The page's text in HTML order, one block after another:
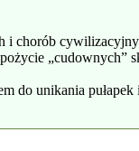
i chorób
„cudownych”
do unikania